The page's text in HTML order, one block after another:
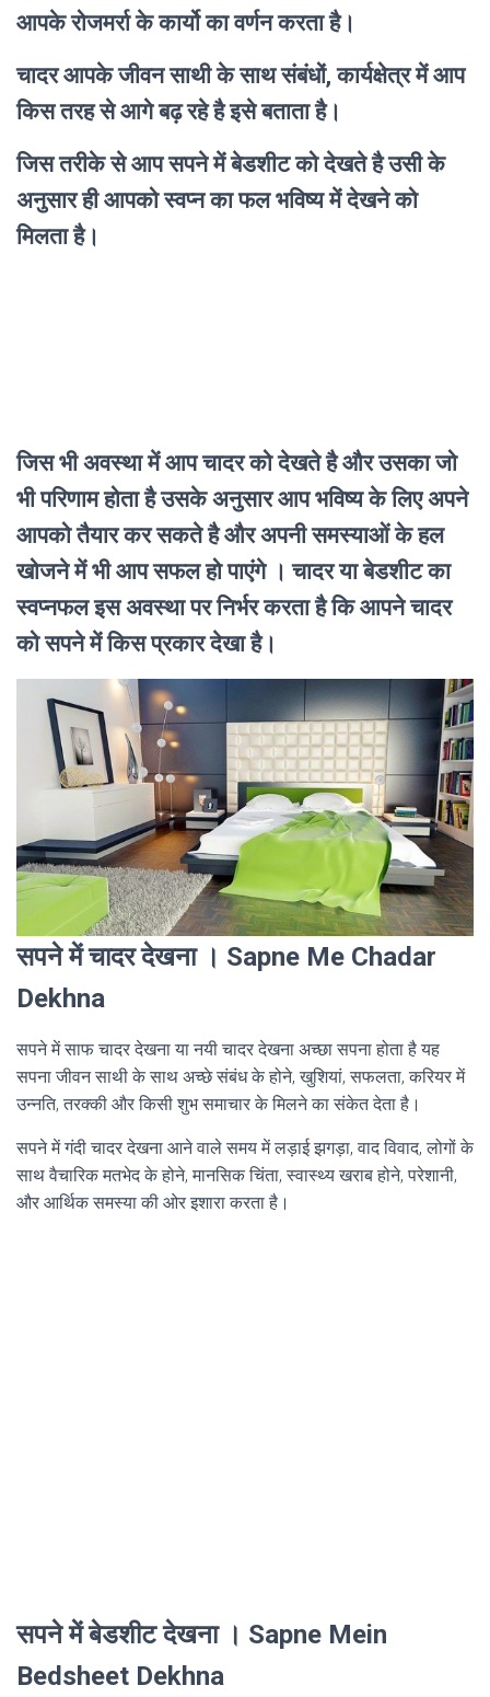
आपके रोजमर्रा के कार्यो का वर्णन करता है।
चादर आपके जीवन साथी के साथ संबंधों, कार्यक्षेत्र में आप
किस तरह से आगे बढ़ रहे है इसे बताता है।
जिस तरीके से आप सपने में बेडशीट को देखते है उसी के
अनुसार ही आपको स्वप्न का फल भविष्य में देखने को
मिलता है।
जिस भी अवस्था में आप चादर को देखते है और उसका जो
भी परिणाम होता है उसके अनुसार आप भविष्य के लिए अपने
आपको तैयार कर सकते है और अपनी समस्याओं के हल
खोजने में भी आप सफल हो पाएंगे । चादर या बेडशीट का
स्वप्नफल इस अवस्था पर निर्भर करता है कि आपने चादर
को सपने में किस प्रकार देखा है।
सपने में चादर देखना । Sapne Me Chadar
Dekhna
सपने में साफ चादर देखना या नयी चादर देखना अच्छा सपना होता है यह
सपना जीवन साथी के साथ अच्छे संबंध के होने, खुशियां, सफलता, करियर में
उन्नति, तरक्की और किसी शुभ समाचार के मिलने का संकेत देता है।
सपने में गंदी चादर देखना आने वाले समय में लड़ाई झगड़ा, वाद विवाद, लोगों के
साथ वैचारिक मतभेद के होने, मानसिक चिंता, स्वास्थ्य खराब होने, परेशानी,
और आर्थिक समस्या की ओर इशारा करता है।
सपने में बेडशीट देखना । Sapne Mein
Bedsheet Dekhna